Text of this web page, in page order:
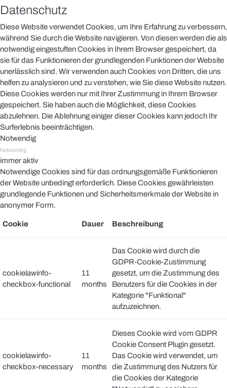
Datenschutz
Diese Website verwendet Cookies, um Ihre Erfahrung zu verbessern,
während Sie durch die Website navigieren. Von diesen werden die als
notwendig eingestuften Cookies in Ihrem Browser gespeichert, da
sie für das Funktionieren der grundlegenden Funktionen der Website
unerlässlich sind. Wir verwenden auch Cookies von Dritten, die uns
helfen zu analysieren und zu verstehen, wie Sie diese Website nutzen.
Diese Cookies werden nur mit Ihrer Zustimmung in Ihrem Browser
gespeichert. Sie haben auch die Möglichkeit, diese Cookies
abzulehnen. Die Ablehnung einiger dieser Cookies kann jedoch Ihr
Surferlebnis beeinträchtigen.
Notwendig
Notwendig
immer aktiv
Notwendige Cookies sind für das ordnungsgemäße Funktionieren
der Website unbedingt erforderlich. Diese Cookies gewährleisten
grundlegende Funktionen und Sicherheitsmerkmale der Website in
anonymer Form.
Cookie Dauer Beschreibung
cookielawinfo-
checkbox-functional
11
months
Das Cookie wird durch die
GDPR-Cookie-Zustimmung
gesetzt, um die Zustimmung des
Benutzers für die Cookies in der
Kategorie "Funktional"
aufzuzeichnen.
cookielawinfo-
checkbox-necessary
11
months
Dieses Cookie wird vom GDPR
Cookie Consent Plugin gesetzt.
Das Cookie wird verwendet, um
die Zustimmung des Nutzers für
die Cookies der Kategorie